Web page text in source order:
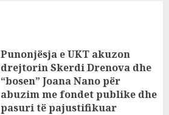
Punonjësja e UKT akuzon
drejtorin Skerdi Drenova dhe
“bosen” Joana Nano për
abuzim me fondet publike dhe
pasuri të pajustifikuar